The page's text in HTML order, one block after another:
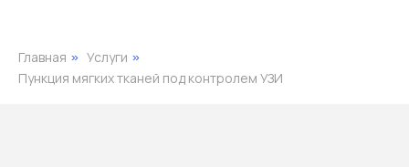
Главная » Услуги »
Пункция мягких тканей под контролем УЗИ